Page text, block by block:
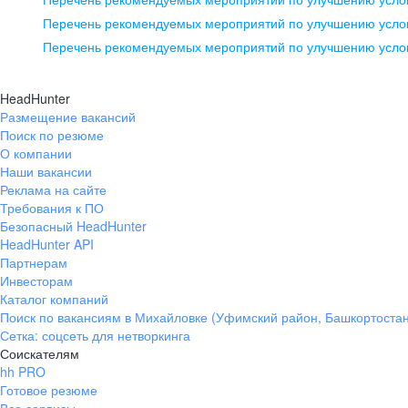
pr@ural.hh.ru
помещение 21
+7 383 207-94-64
pr@nsk.hh.ru
Перечень рекомендуемых мероприятий по улучшению
Перечень рекомендуемых мероприятий по улучшению
HeadHunter
Размещение вакансий
Поиск по резюме
О компании
Наши вакансии
Реклама на сайте
Требования к ПО
Безопасный HeadHunter
HeadHunter API
Партнерам
Инвесторам
Каталог компаний
Поиск по вакансиям в Михайловке (Уфимский район,
Сетка: соцсеть для нетворкинга
Соискателям
hh PRO
Готовое резюме